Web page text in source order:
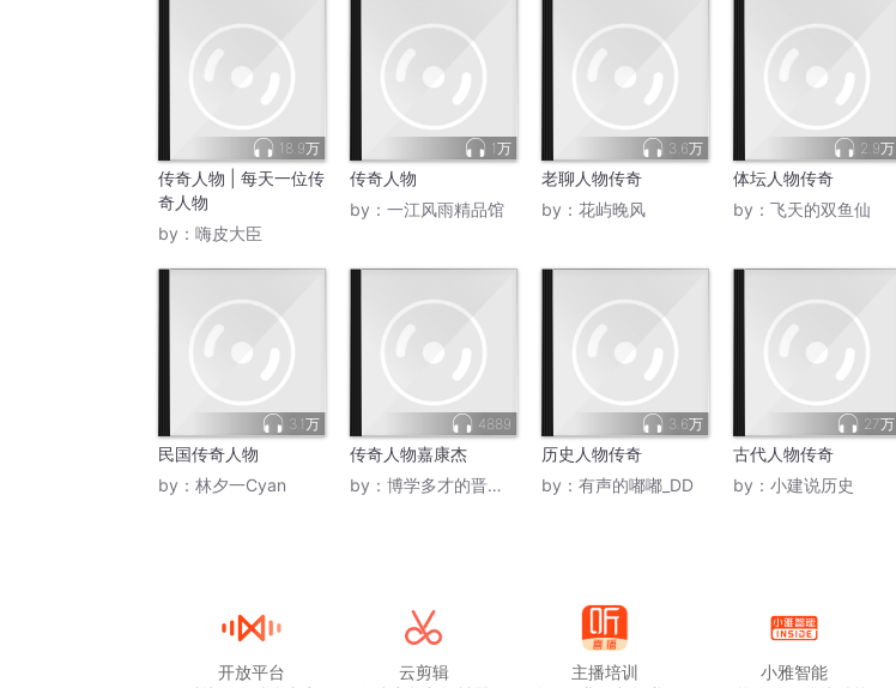
18.9万
传奇人物 | 每天一位传
奇人物
by： 嗨皮大臣
1万
传奇人物
by： 一江风雨精品馆
3.6万
老聊人物传奇
by： 花屿晚风
2.9万
体坛人物传奇
by： 飞天的双鱼仙
3.1万
民国传奇人物
by： 林夕一Cyan
4889
传奇人物嘉康杰
by： 博学多才的晋南王哥
3.6万
历史人物传奇
by： 有声的嘟嘟_DD
27万
古代人物传奇
by： 小建说历史
开放平台
云剪辑
主播培训
小雅智能